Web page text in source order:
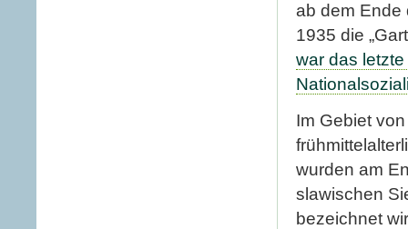
ab dem Ende
1935 die
war das
Im Gebiet
wurden am
slawischen
bezeichnet